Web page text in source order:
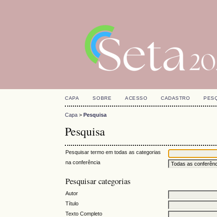
CAPA SOBRE ACESSO CADASTRO
Capa >Pesquisa
Pesquisa
Pesquisar termo em todas as categorias
na conferência
Pesquisar categorias
Autor
Título
Texto Completo